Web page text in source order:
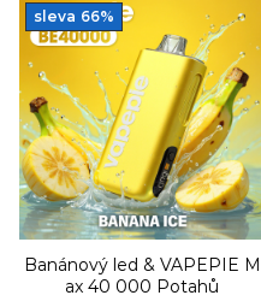
sleva 66%
Banánový led & VAPEPIE M
ax 40 000 Potahů